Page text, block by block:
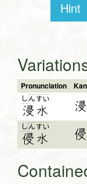
Hint
Pronunciation
し ん
浸
すい
水
し ん
侵
すい
水